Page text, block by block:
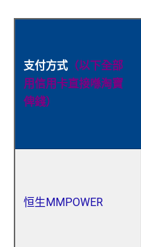
支付方式 （以下全部
用信用卡直接喺淘寶
俾錢）
恒生MMPOWER